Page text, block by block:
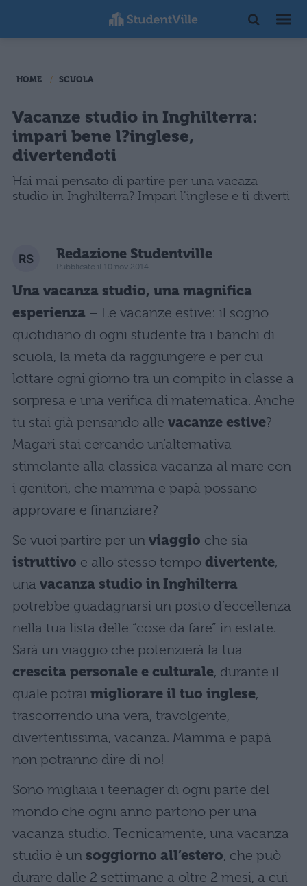
HOME SCUOLA
Vacanze studio in Inghilterra:
impari bene l?inglese,
divertendoti
Hai mai pensato di partire per una vacaza
studio in Inghilterra? Impari l'inglese e ti diverti
Redazione Studentville
Pubblicato il 10 nov 2014
Una vacanza studio, una magnifica
esperienza – Le vacanze estive: il sogno
quotidiano di ogni studente tra i banchi di
scuola, la meta da raggiungere e per cui
lottare ogni giorno tra un compito in classe a
sorpresa e una verifica di matematica. Anche
tu stai già pensando alle vacanze estive?
Magari stai cercando un’alternativa
stimolante alla classica vacanza al mare con
i genitori, che mamma e papà possano
approvare e finanziare?
Se vuoi partire per un viaggio che sia
istruttivo e allo stesso tempo divertente,
una vacanza studio in Inghilterra
potrebbe guadagnarsi un posto d’eccellenza
nella tua lista delle “cose da fare” in estate.
Sarà un viaggio che potenzierà la tua
crescita personale e culturale, durante il
quale potrai migliorare il tuo inglese,
trascorrendo una vera, travolgente,
divertentissima, vacanza. Mamma e papà
non potranno dire di no!
Sono migliaia i teenager di ogni parte del
mondo che ogni anno partono per una
vacanza studio. Tecnicamente, una vacanza
studio è un soggiorno all’estero, che può
durare dalle 2 settimane a oltre 2 mesi, a cui